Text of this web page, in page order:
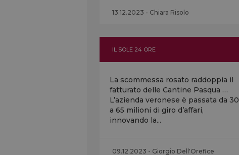
13.12.2023 - Chiara Risolo
IL SOLE 24 ORE
La scommessa rosato raddoppia il
fatturato delle Cantine Pasqua …
L’azienda veronese è passata da 30
a 65 milioni di giro d’affari,
innovando la...
09.12.2023 - Giorgio Dell'Orefice